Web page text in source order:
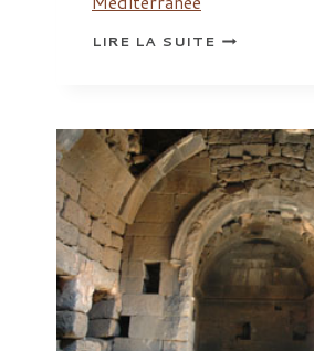
LIRE LA SUITEEXPOSITION
LE
1765)
ET
DE